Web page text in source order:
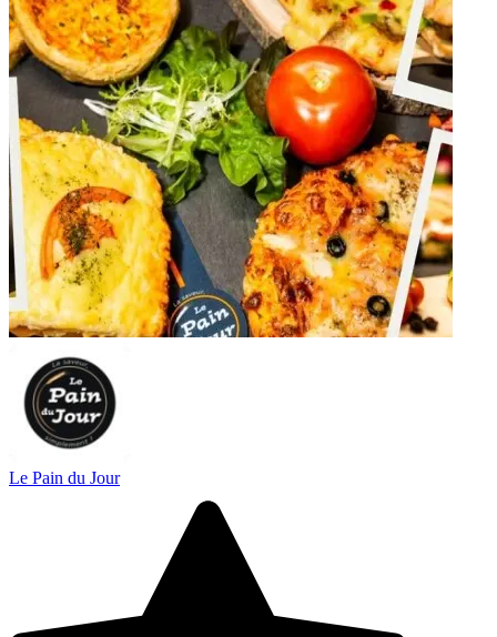
Le Pain du Jour